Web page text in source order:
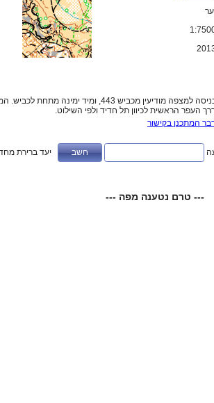
כניסה למצפה מודיעין מכביש 443, ומיד ימינה מתחת
העפר הראשית לכיוון תל חדיד ולפי השילוט.
המתכנן בקישור
יעד ברירת
--- טרם נטענה מפה ---